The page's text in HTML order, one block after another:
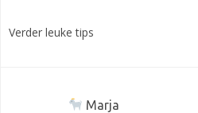
Verder leuke tips
Marja